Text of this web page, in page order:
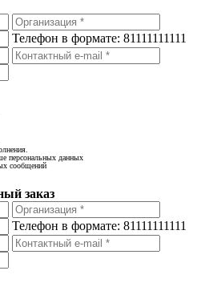
Телефон в формате: 81111111111
персональных данных
сообщений
заказ
Телефон в формате: 81111111111